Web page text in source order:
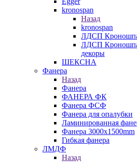
kronospan
Назад
kronospan
ЛДСП
ЛДСП
декоры
ШЕКСНА
Фанера
Назад
Фанера
ФАНЕРА ФК
Фанера ФСФ
Фанера для опалубки
Ламинированная
Фанера 3000х1500mm
Гибкая фанера
ЛМДФ
Назад